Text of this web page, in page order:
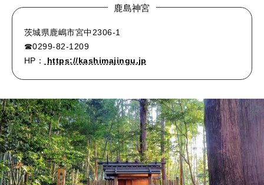
鹿島神宮
茨城県鹿嶋市宮中2306-1
☎0299-82-1209
HP：
https://kashimajingu.jp